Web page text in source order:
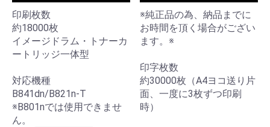
印刷枚数
約18000枚
イメージドラム・トナーカ
ートリッジ一体型
対応機種
B841dn/B821n-T
※B801nでは使用できませ
ん。
※純正品の為、納品までに
お時間を頂く場合がござい
ます。※
印字枚数
約30000枚（A4ヨコ送り片
面、一度に3枚ずつ印刷
時）